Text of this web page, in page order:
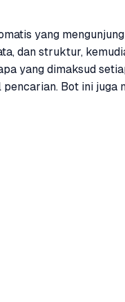
yang
dan struktur,
yang dimaksud
Bot ini juga